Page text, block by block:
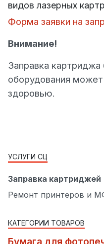
видов лазерных
Форма заявки на
Внимание!
Заправка картриджа
оборудования
здоровью.
УСЛУГИ СЦ
Заправка картриджей
Ремонт принтеров и
КАТЕГОРИИ ТОВАРОВ
Бумага для